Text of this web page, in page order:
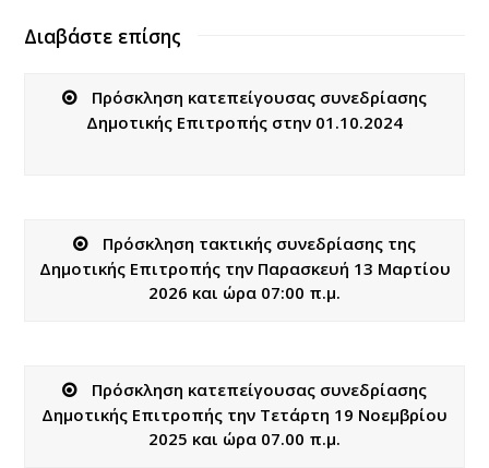
Διαβάστε επίσης
Πρόσκληση κατεπείγουσας συνεδρίασης
Δημοτικής Επιτροπής στην 01.10.2024
Πρόσκληση τακτικής συνεδρίασης της
Δημοτικής Επιτροπής την Παρασκευή 13 Μαρτίου
2026 και ώρα 07:00 π.μ.
Πρόσκληση κατεπείγουσας συνεδρίασης
Δημοτικής Επιτροπής την Τετάρτη 19 Νοεμβρίου
2025 και ώρα 07.00 π.μ.